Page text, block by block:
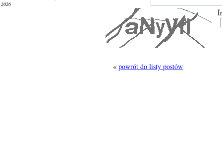
2026
« powrót do listy postów